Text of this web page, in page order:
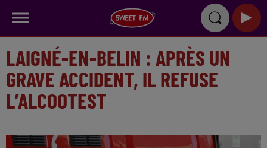
LAIGNÉ-EN-BELIN : APRÈS UN
GRAVE ACCIDENT, IL REFUSE
L’ALCOOTEST